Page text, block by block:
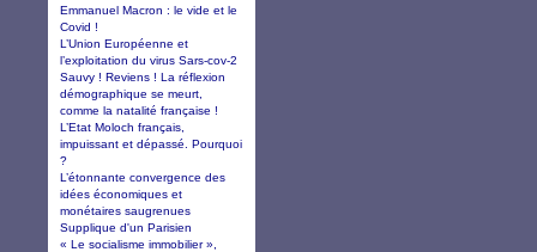
Emmanuel Macron : le vide et le
Covid !
L’Union Européenne et
l’exploitation du virus Sars-cov-2
Sauvy ! Reviens ! La réflexion
démographique se meurt,
comme la natalité française !
L’Etat Moloch français,
impuissant et dépassé. Pourquoi
?
L’étonnante convergence des
idées économiques et
monétaires saugrenues
Supplique d'un Parisien
« Le socialisme immobilier »,